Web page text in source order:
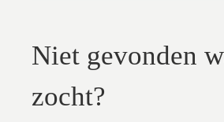
Niet gevonden
zocht?